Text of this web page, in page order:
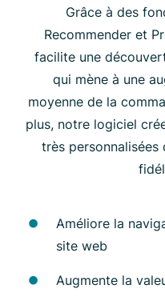
Grâce à des
Recommender et
facilite une
qui mène à une
moyenne de la
plus, notre logiciel
très
Améliore la
site web
Augmente la